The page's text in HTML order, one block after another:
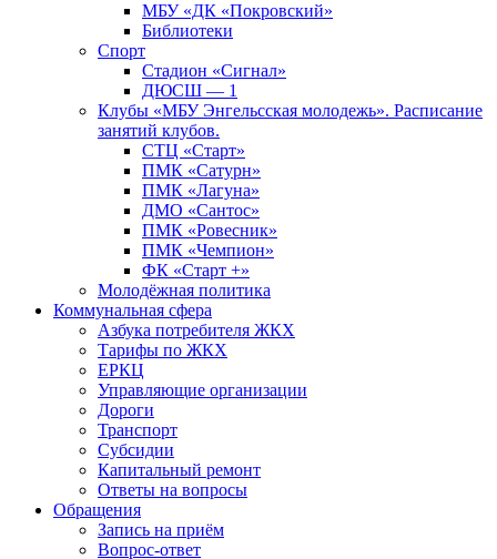
МБУ «ДК «Покровский»
Библиотеки
Спорт
Стадион «Сигнал»
ДЮСШ — 1
Клубы «МБУ Энгельсская молодежь». Расписание
занятий клубов.
СТЦ «Старт»
ПМК «Сатурн»
ПМК «Лагуна»
ДМО «Сантос»
ПМК «Ровесник»
ПМК «Чемпион»
ФК «Старт +»
Молодёжная политика
Коммунальная сфера
Азбука потребителя ЖКХ
Тарифы по ЖКХ
ЕРКЦ
Управляющие организации
Дороги
Транспорт
Субсидии
Капитальный ремонт
Ответы на вопросы
Обращения
Запись на приём
Вопрос-ответ